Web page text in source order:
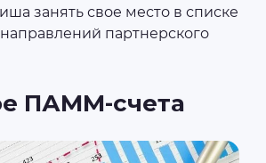
занять свое место в списке
партнерского
ПАММ-счета